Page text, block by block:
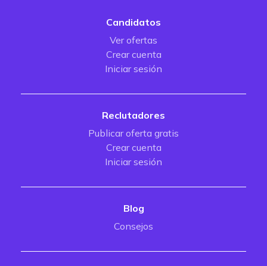
Candidatos
Ver ofertas
Crear cuenta
Iniciar sesión
Reclutadores
Publicar oferta gratis
Crear cuenta
Iniciar sesión
Blog
Consejos